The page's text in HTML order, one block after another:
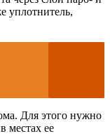
уплотнитель,
Для этого нужно
местах ее